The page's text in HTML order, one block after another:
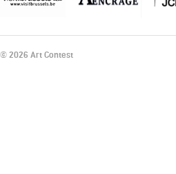
© 2026 Art Contest